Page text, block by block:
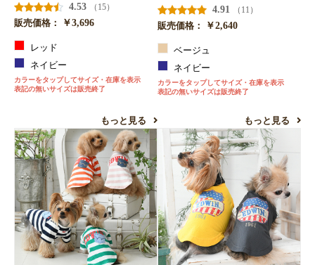
4.53
（15）
販売価格：
￥3,696
レッド
ネイビー
カラーをタップしてサイズ・在庫を表示
表記の無いサイズは販売終了
もっと見る
4.91
（11）
販売価格：
￥2,640
ベージュ
ネイビー
カラーをタップしてサイズ・在庫を表示
表記の無いサイズは販売終了
もっと見る